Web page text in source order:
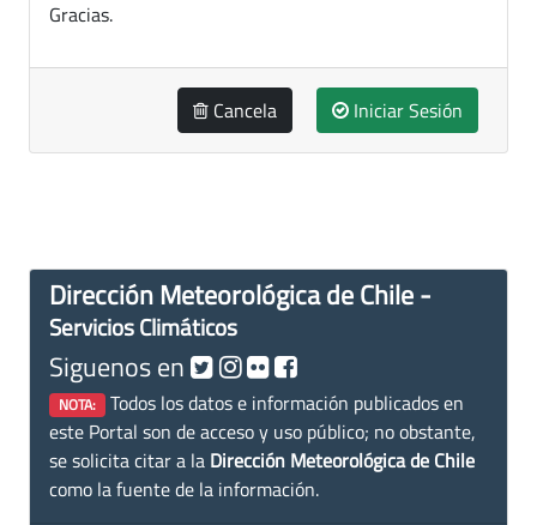
Gracias.
Cancela Iniciar Sesión
Dirección Meteorológica de Chile -
Servicios Climáticos
Siguenos en
NOTA: Todos los datos e información publicados en
este Portal son de acceso y uso público; no obstante,
se solicita citar a la Dirección Meteorológica de Chile
como la fuente de la información.